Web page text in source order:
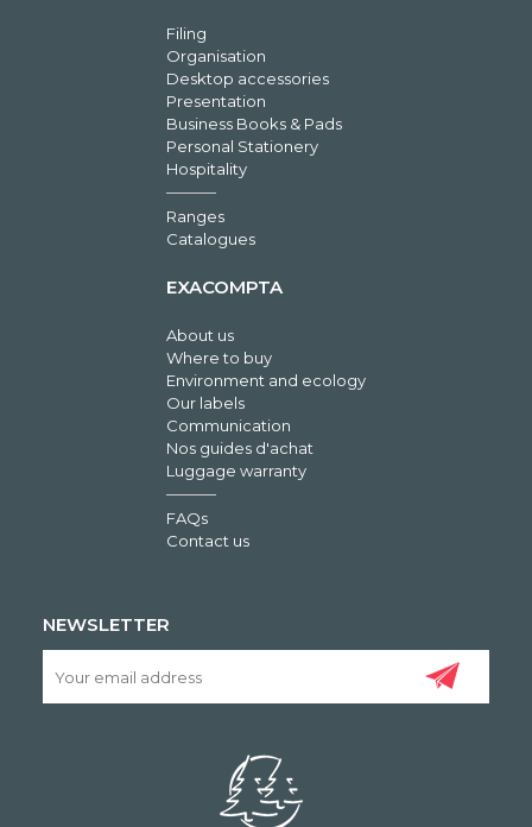
Filing
Organisation
Desktop accessories
Presentation
Business Books & Pads
Personal Stationery
Hospitality
Ranges
Catalogues
EXACOMPTA
About us
Where to buy
Environment and ecology
Our labels
Communication
Nos guides d'achat
Luggage warranty
FAQs
Contact us
NEWSLETTER